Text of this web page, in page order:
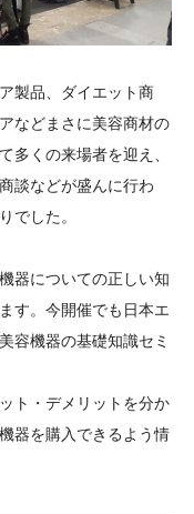
製品、ダイエット商
などまさに美容商材の
多くの来場者を迎え、
談などが盛んに行わ
でした。
器についての正しい知
す。今開催でも日本エ
容機器の基礎知識セミ
ト・デメリットを分か
器を購入できるよう情